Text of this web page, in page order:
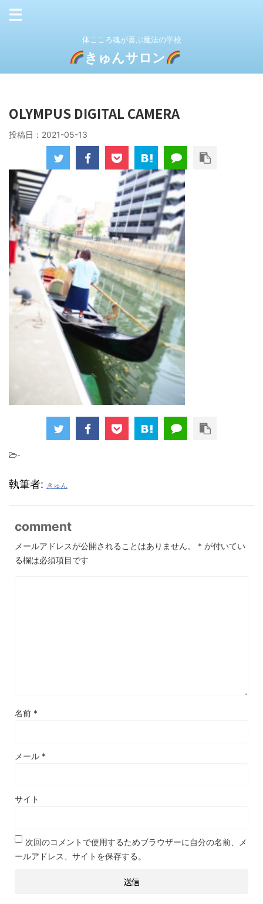
体こころ魂が喜ぶ魔法の学校
きゅんサロン
OLYMPUS DIGITAL CAMERA
投稿日： 2021-05-13
-
執筆者: きゅん
comment
メールアドレスが公開されることはありません。 * が付いてい
る欄は必須項目です
名前 *
メール *
サイト
次回のコメントで使用するためブラウザーに自分の名前、メ
ールアドレス、サイトを保存する。